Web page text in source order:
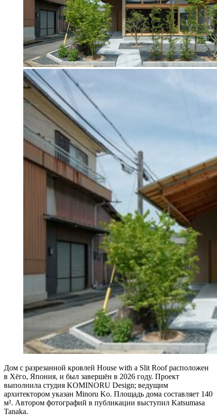
Дом с разрезанной кровлей House with a Slit Roof расположен
в Хёго, Япония, и был завершён в 2026 году. Проект
выполнила студия KOMINORU Design; ведущим
архитектором указан Minoru Ko. Площадь дома составляет 140
м². Автором фотографий в публикации выступил Katsumasa
Tanaka.